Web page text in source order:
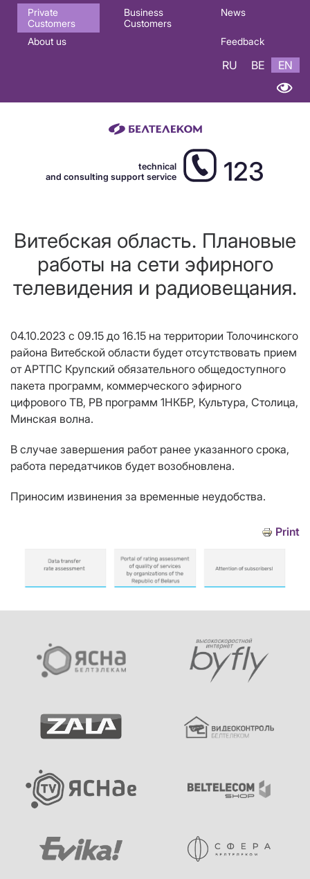
Основная
навигация
Private
Customers
Business
Customers
News
About us Feedback
RU BE EN
technical
and consulting support service
123
Витебская область. Плановые
работы на сети эфирного
телевидения и радиовещания.
04.10.2023 с 09.15 до 16.15 на территории Толочинского
района Витебской области будет отсутствовать прием
от АРТПС Крупский обязательного общедоступного
пакета программ, коммерческого эфирного
цифрового ТВ, РВ программ 1НКБР, Культура, Столица,
Минская волна.
В случае завершения работ ранее указанного срока,
работа передатчиков будет возобновлена.
Приносим извинения за временные неудобства.
Print